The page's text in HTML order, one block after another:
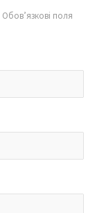
Обов’язкові поля